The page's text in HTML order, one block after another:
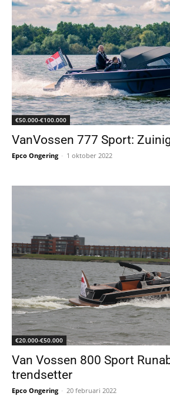
€50.000-€100.000
VanVossen 777 Sport:
Epco Ongering - 1 oktober 2022
€20.000-€50.000
Van Vossen 800 Sport
trendsetter
Epco Ongering - 20 februari 2022